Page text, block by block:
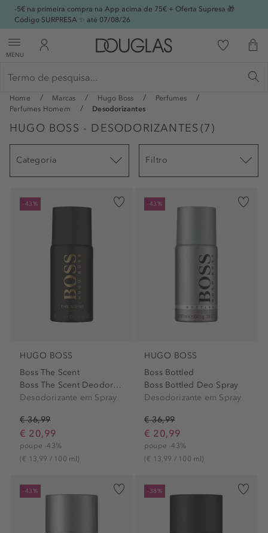
-5€ na primeira compra na App acima de 75€ + Oferta Supresa 🎁
Código SURPRESA ✨ até 07/08/26
MENU
Home Marcas Hugo Boss
Perfumes
Perfumes Homem
Desodorizantes
HUGO BOSS - DESODORIZANTES (7)
Categoria Filtro
-43%
HUGO BOSS
Boss The Scent
Boss The Scent Deodorant
Desodorizante em Spray
€ 36,99
€ 20,99
poupe -43%
(€ 13,99 / 100 ml)
-43%
HUGO BOSS
Boss Bottled
Boss Bottled Deo Spray
Desodorizante em Spray
€ 36,99
€ 20,99
poupe -43%
(€ 13,99 / 100 ml)
-43% -38%